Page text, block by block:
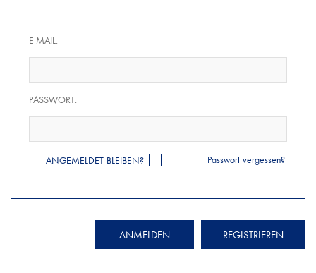
HÄNDLERSUCHE
E-MAIL:
PASSWORT:
ANGEMELDET BLEIBEN? Passwort vergessen?
ANMELDEN REGISTRIEREN